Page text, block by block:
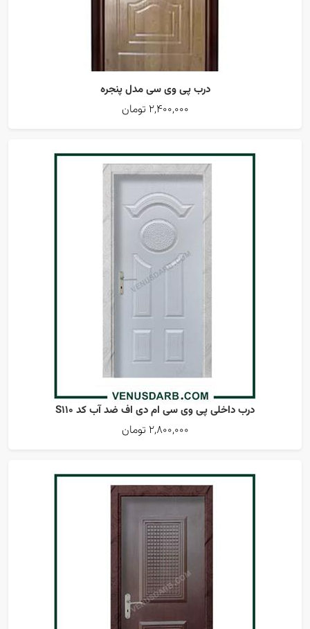
درب پی وی سی مدل پنجره
2,400,000 تومان
درب داخلی پی وی سی ام دی اف ضد آب کد S110
2,800,000 تومان